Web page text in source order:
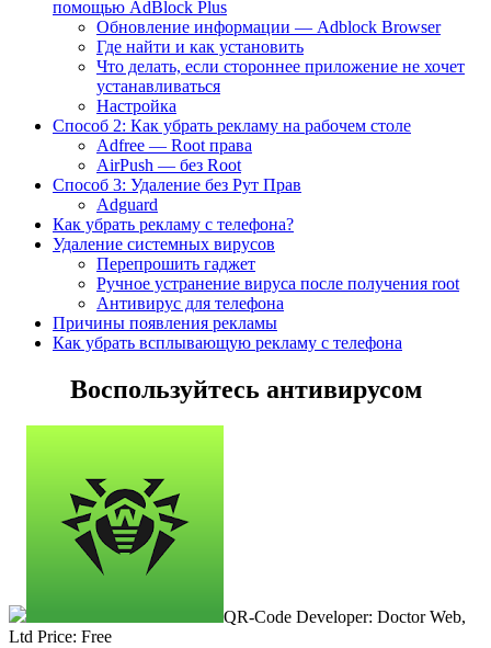
помощью AdBlock Plus
Обновление информации — Adblock Browser
Где найти и как установить
Что делать, если стороннее приложение не хочет
устанавливаться
Настройка
Способ 2: Как убрать рекламу на рабочем столе
Adfree — Root права
AirPush — без Root
Способ 3: Удаление без Рут Прав
Adguard
Как убрать рекламу с телефона?
Удаление системных вирусов
Перепрошить гаджет
Ручное устранение вируса после получения root
Антивирус для телефона
Причины появления рекламы
Как убрать всплывающую рекламу с телефона
Воспользуйтесь антивирусом
QR-Code Developer: Doctor Web,
Ltd Price: Free